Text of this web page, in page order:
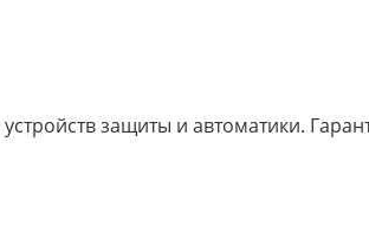
защиты и автоматики.